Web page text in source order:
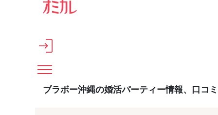
メインコンテンツへスキップ
ブラボー沖縄の婚活パーティー情報、口コ